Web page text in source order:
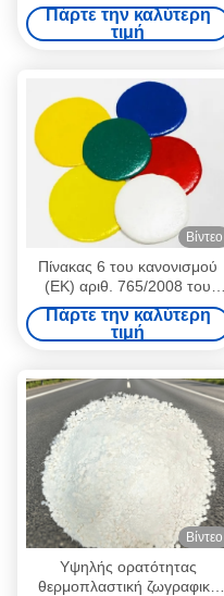
θερμοπλαστικής βαφής
σήμανσης δρόμου για
επικάλυψη οδικών γραμμών
Πάρτε την καλύτερη
τιμή
Βίντεο
Πίνακας 6 του κανονισμού
(ΕΚ) αριθ. 765/2008 του
Ευρωπαϊκού Κοινοβουλίου
και του Συμβουλίου
Πάρτε την καλύτερη
τιμή
Βίντεο
Υψηλής ορατότητας
θερμοπλαστική ζωγραφική